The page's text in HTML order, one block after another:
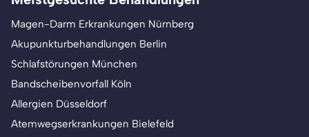
Magen-Darm Erkrankungen Nürnberg
Akupunkturbehandlungen Berlin
Schlafstörungen München
Bandscheibenvorfall Köln
Allergien Düsseldorf
Atemwegserkrankungen Bielefeld